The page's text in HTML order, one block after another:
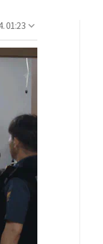
01:23